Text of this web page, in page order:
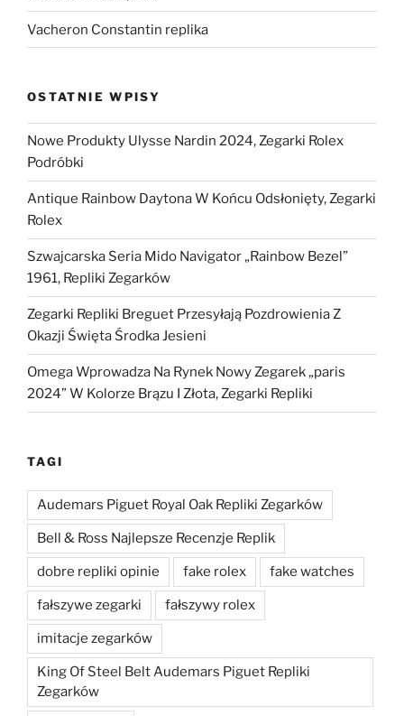
Vacheron Constantin replika
OSTATNIE WPISY
Nowe Produkty Ulysse Nardin 2024, Zegarki Rolex
Podróbki
Antique Rainbow Daytona W Końcu Odsłonięty, Zegarki
Rolex
Szwajcarska Seria Mido Navigator „Rainbow Bezel”
1961, Repliki Zegarków
Zegarki Repliki Breguet Przesyłają Pozdrowienia Z
Okazji Święta Środka Jesieni
Omega Wprowadza Na Rynek Nowy Zegarek „paris
2024” W Kolorze Brązu I Złota, Zegarki Repliki
TAGI
Audemars Piguet Royal Oak Repliki Zegarków
Bell & Ross Najlepsze Recenzje Replik
dobre repliki opinie fake rolex fake watches
fałszywe zegarki fałszywy rolex
imitacje zegarków
King Of Steel Belt Audemars Piguet Repliki
Zegarków